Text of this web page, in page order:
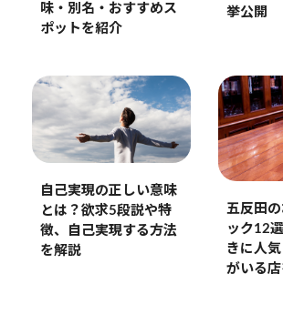
味・別名・おすすめス
ポットを紹介
挙公開
自己実現の正しい意味
とは？欲求5段説や特
徴、自己実現する方法
を解説
五反田
ック12
きに人
がいる